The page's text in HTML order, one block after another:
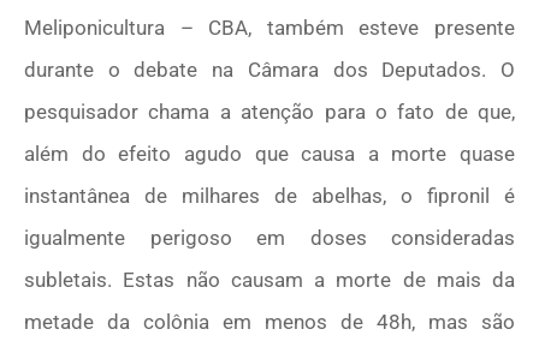
Meliponicultura – CBA, também esteve presente
durante o debate na Câmara dos Deputados. O
pesquisador chama a atenção para o fato de que,
além do efeito agudo que causa a morte quase
instantânea de milhares de abelhas, o fipronil é
igualmente perigoso em doses consideradas
subletais. Estas não causam a morte de mais da
metade da colônia em menos de 48h, mas são